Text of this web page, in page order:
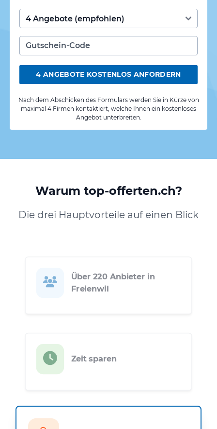
4 ANGEBOTE KOSTENLOS ANFORDERN
Nach dem Abschicken des Formulars werden Sie in Kürze von
maximal 4 Firmen kontaktiert, welche Ihnen ein kostenloses
Angebot unterbreiten.
Warum top-offerten.ch?
Die drei Hauptvorteile auf einen Blick
Über 220 Anbieter in
Freienwil
Zeit sparen